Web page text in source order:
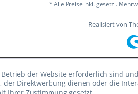
* Alle Preise inkl. gesetzl.
Realisiert von
der Website erforderlich sind
Direktwerbung dienen oder die